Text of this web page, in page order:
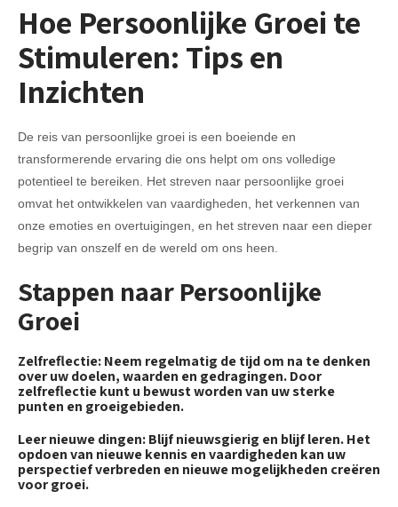
Hoe Persoonlijke Groei te
Stimuleren: Tips en
Inzichten
De reis van persoonlijke groei is een boeiende en
transformerende ervaring die ons helpt om ons volledige
potentieel te bereiken. Het streven naar persoonlijke groei
omvat het ontwikkelen van vaardigheden, het verkennen van
onze emoties en overtuigingen, en het streven naar een dieper
begrip van onszelf en de wereld om ons heen.
Stappen naar Persoonlijke
Groei
Zelfreflectie: Neem regelmatig de tijd om na te denken
over uw doelen, waarden en gedragingen. Door
zelfreflectie kunt u bewust worden van uw sterke
punten en groeigebieden.
Leer nieuwe dingen: Blijf nieuwsgierig en blijf leren. Het
opdoen van nieuwe kennis en vaardigheden kan uw
perspectief verbreden en nieuwe mogelijkheden creëren
voor groei.